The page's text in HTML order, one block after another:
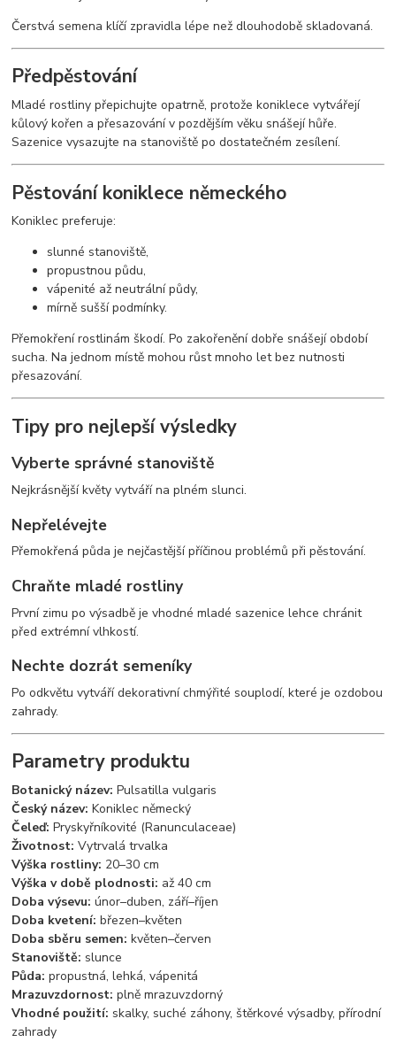
Čerstvá semena klíčí zpravidla lépe než dlouhodobě skladovaná.
Předpěstování
Mladé rostliny přepichujte opatrně, protože koniklece vytvářejí
kůlový kořen a přesazování v pozdějším věku snášejí hůře.
Sazenice vysazujte na stanoviště po dostatečném zesílení.
Pěstování koniklece německého
Koniklec preferuje:
slunné stanoviště,
propustnou půdu,
vápenité až neutrální půdy,
mírně sušší podmínky.
Přemokření rostlinám škodí. Po zakořenění dobře snášejí období
sucha. Na jednom místě mohou růst mnoho let bez nutnosti
přesazování.
Tipy pro nejlepší výsledky
Vyberte správné stanoviště
Nejkrásnější květy vytváří na plném slunci.
Nepřelévejte
Přemokřená půda je nejčastější příčinou problémů při pěstování.
Chraňte mladé rostliny
První zimu po výsadbě je vhodné mladé sazenice lehce chránit
před extrémní vlhkostí.
Nechte dozrát semeníky
Po odkvětu vytváří dekorativní chmýřité souplodí, které je ozdobou
zahrady.
Parametry produktu
Botanický název: Pulsatilla vulgaris
Český název: Koniklec německý
Čeleď: Pryskyřníkovité (Ranunculaceae)
Životnost: Vytrvalá trvalka
Výška rostliny: 20–30 cm
Výška v době plodnosti: až 40 cm
Doba výsevu: únor–duben, září–říjen
Doba kvetení: březen–květen
Doba sběru semen: květen–červen
Stanoviště: slunce
Půda: propustná, lehká, vápenitá
Mrazuvzdornost: plně mrazuvzdorný
Vhodné použití: skalky, suché záhony, štěrkové výsadby, přírodní
zahrady